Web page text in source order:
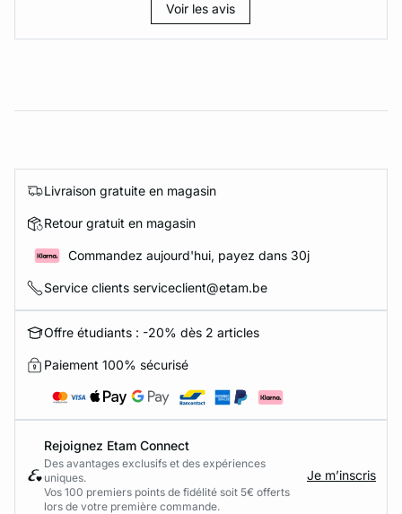
Voir les avis
Livraison gratuite en magasin
Retour gratuit en magasin
Commandez aujourd'hui, payez dans 30j
Service clients serviceclient@etam.be
Offre étudiants : -20% dès 2 articles
Paiement 100% sécurisé
Rejoignez Etam Connect
Des avantages exclusifs et des expériences
uniques.
Vos 100 premiers points de fidélité soit 5€ offerts
lors de votre première commande.​
Je m’inscris